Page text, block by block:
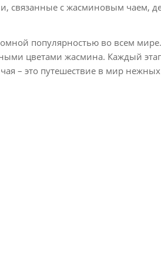
связанные с жасминовым чаем,
популярностью во всем
цветами жасмина. Каждый
– это путешествие в мир